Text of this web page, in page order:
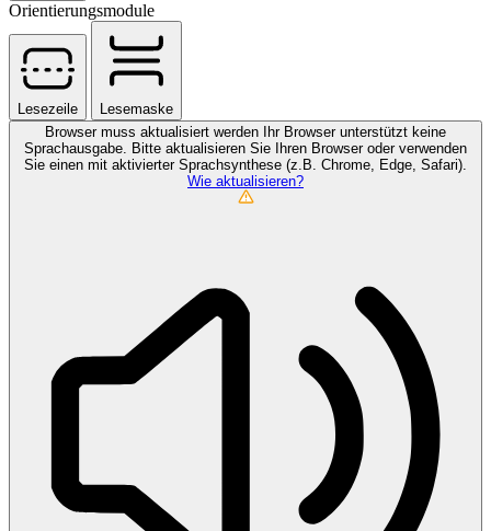
Orientierungsmodule
Lesezeile
Lesemaske
Browser muss aktualisiert werden
Ihr Browser unterstützt keine
Sprachausgabe. Bitte aktualisieren Sie Ihren Browser oder verwenden
Sie einen mit aktivierter Sprachsynthese (z.B. Chrome, Edge, Safari).
Wie aktualisieren?